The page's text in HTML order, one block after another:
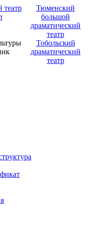
театр
Тюменский
большой
драматический
театр
Тобольский
драматический
театр